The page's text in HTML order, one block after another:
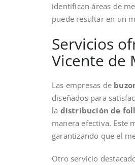
identifican áreas de
puede resultar en un
Servicios
Vicente de
Las empresas de
diseñados para
la distribución de
manera efectiva. Este
garantizando que el
Otro servicio